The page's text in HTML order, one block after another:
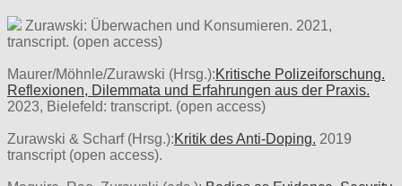
Zurawski: Überwachen und Konsumieren. 2021,
transcript. (open access)
Maurer/Möhnle/Zurawski (Hrsg.):Kritische Polizeiforschung.
Reflexionen, Dilemmata und Erfahrungen aus der Praxis.
2023, Bielefeld: transcript. (open access)
Zurawski & Scharf (Hrsg.):Kritik des Anti-Doping. 2019
transcript (open access).